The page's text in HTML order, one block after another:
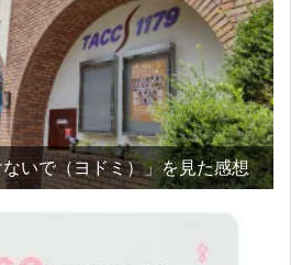
いで（ヨドミ）」を見た感想